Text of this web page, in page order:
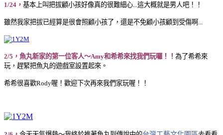
1/24， 基本上叫把拔顧小孩好像真的很難細心...這大概就是男人吧！！
雖然我家把拔已經算是很會照顧小孩了，還是不免顧小孩顧到受傷啊...
2/5，魚丸新家的第一位客人～Amy和希希來找我們玩囉！！ 為了希希來
玩，趕緊把魚丸的遊戲室設置起來。
希希很喜歡Rody喔！歡迎下次再來我們家玩喔！！